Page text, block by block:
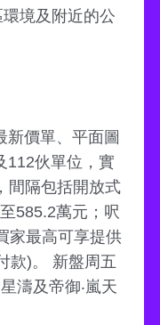
境及附近的公
新價單、平面圖
112伙單位，實
間隔包括開放式
585.2萬元；呎
家最高可享提供
款)。 新盤周五
濤及帝御‧嵐天